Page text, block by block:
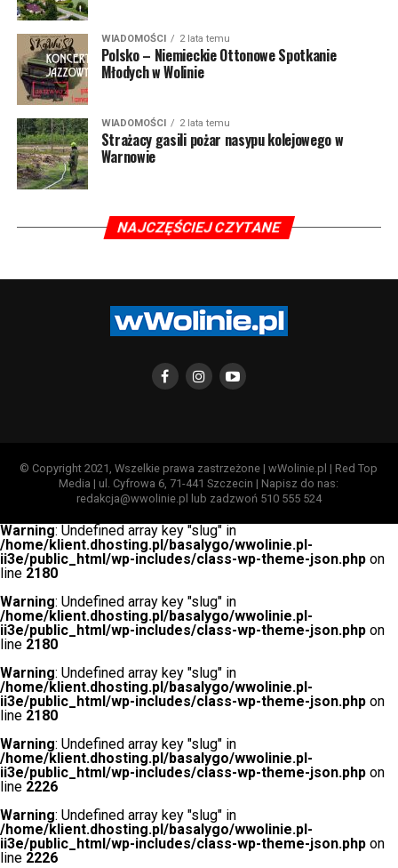
WIADOMOŚCI 2 lata temu
Polsko – Niemieckie Ottonowe Spotkanie
Młodych w Wolinie
WIADOMOŚCI 2 lata temu
Strażacy gasili pożar nasypu kolejowego w
Warnowie
NAJCZĘŚCIEJ CZYTANE
© Copyright 2021, Wszelkie prawa zastrzeżone | wWolinie.pl | Red Top
Media | ul. Cyfrowa 6, 71-441 Szczecin | Napisz do nas:
redakcja@wwolinie.pl lub zadzwoń 510 555 524
Warning: Undefined array key "slug" in
/home/klient.dhosting.pl/basalygo/wwolinie.pl-
ii3e/public_html/wp-includes/class-wp-theme-json.php on
line 2180
Warning: Undefined array key "slug" in
/home/klient.dhosting.pl/basalygo/wwolinie.pl-
ii3e/public_html/wp-includes/class-wp-theme-json.php on
line 2180
Warning: Undefined array key "slug" in
/home/klient.dhosting.pl/basalygo/wwolinie.pl-
ii3e/public_html/wp-includes/class-wp-theme-json.php on
line 2180
Warning: Undefined array key "slug" in
/home/klient.dhosting.pl/basalygo/wwolinie.pl-
ii3e/public_html/wp-includes/class-wp-theme-json.php on
line 2226
Warning: Undefined array key "slug" in
/home/klient.dhosting.pl/basalygo/wwolinie.pl-
ii3e/public_html/wp-includes/class-wp-theme-json.php on
line 2226